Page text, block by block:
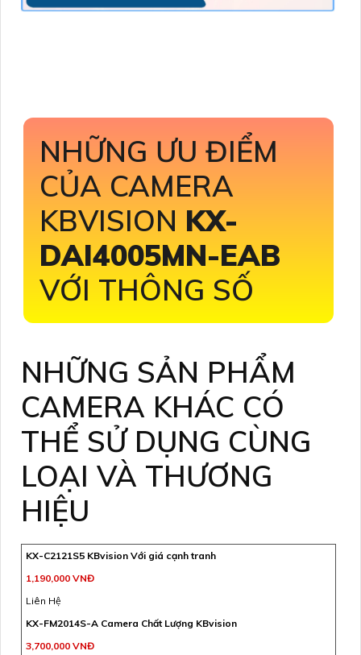
NHỮNG ƯU ĐIỂM
CỦA CAMERA
KBVISION KX-
DAI4005MN-EAB
VỚI THÔNG SỐ
NHỮNG SẢN PHẨM
CAMERA KHÁC CÓ
THỂ SỬ DỤNG CÙNG
LOẠI VÀ THƯƠNG
HIỆU
KX-C2121S5 KBvision Với giá cạnh tranh
1,190,000 VNĐ
Liên Hệ
KX-FM2014S-A Camera Chất Lượng KBvision
3,700,000 VNĐ